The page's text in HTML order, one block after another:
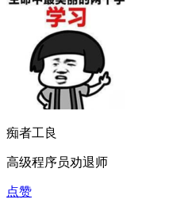
痴者工良
高级程序员劝退师
点赞